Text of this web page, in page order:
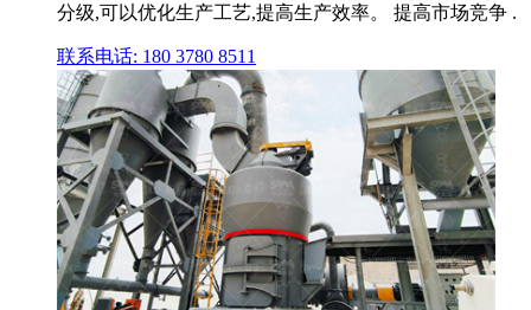
分级,可以优化生产工艺,提高生产效率。 提高市场竞争 .
联系电话: 180 3780 8511